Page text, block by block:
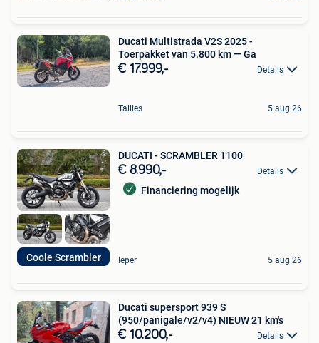
Ducati Multistrada V2S 2025 -
Toerpakket van 5.800 km — Ga
€ 17.999,- Details
Tailles 5 aug 26
Coole Scrambler
DUCATI - SCRAMBLER 1100
€ 8.990,- Details
Financiering mogelijk
Ieper 5 aug 26
Ducati supersport 939 S
(950/panigale/v2/v4) NIEUW 21 km's
€ 10.200,- Details